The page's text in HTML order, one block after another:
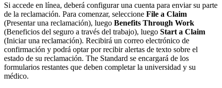
Si accede en línea, deberá configurar una cuenta para enviar su parte
de la reclamación. Para comenzar, seleccione File a Claim
(Presentar una reclamación), luego Benefits Through Work
(Beneficios del seguro a través del trabajo), luego Start a Claim
(Iniciar una reclamación). Recibirá un correo electrónico de
confirmación y podrá optar por recibir alertas de texto sobre el
estado de su reclamación. The Standard se encargará de los
formularios restantes que deben completar la universidad y su
médico.